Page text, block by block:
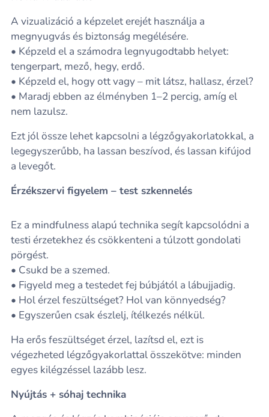
A vizualizáció a képzelet erejét használja a
megnyugvás és biztonság megélésére.
• Képzeld el a számodra legnyugodtabb helyet:
tengerpart, mező, hegy, erdő.
• Képzeld el, hogy ott vagy – mit látsz, hallasz, érzel?
• Maradj ebben az élményben 1–2 percig, amíg el
nem lazulsz.
Ezt jól össze lehet kapcsolni a légzőgyakorlatokkal, a
legegyszerűbb, ha lassan beszívod, és lassan kifújod
a levegőt.
Érzékszervi figyelem – test szkennelés
Ez a mindfulness alapú technika segít kapcsolódni a
testi érzetekhez és csökkenteni a túlzott gondolati
pörgést.
• Csukd be a szemed.
• Figyeld meg a testedet fej búbjától a lábujjadig.
• Hol érzel feszültséget? Hol van könnyedség?
• Egyszerűen csak észlelj, ítélkezés nélkül.
Ha erős feszültséget érzel, lazítsd el, ezt is
végezheted légzőgyakorlattal összekötve: minden
egyes kilégzéssel lazább lesz.
Nyújtás + sóhaj technika